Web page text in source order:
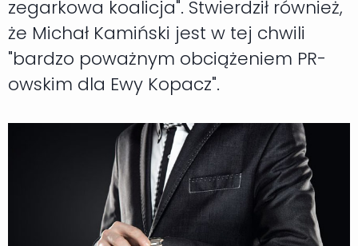
zegarkowa koalicja". Stwierdził również,
że Michał Kamiński jest w tej chwili
"bardzo poważnym obciążeniem PR-
owskim dla Ewy Kopacz".